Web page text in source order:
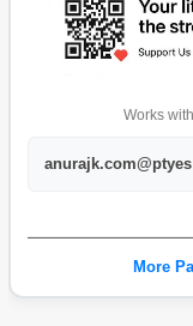
Works
anurajk.com@ptyes
More